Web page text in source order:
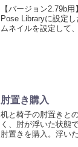
Thumnails)
【バージョン2.79b
Pose Libraryに設定
ムネイルを設定して
肘置き購入
机と椅子の肘置きと
く、肘が浮いた状態
肘置きを購入。浮い